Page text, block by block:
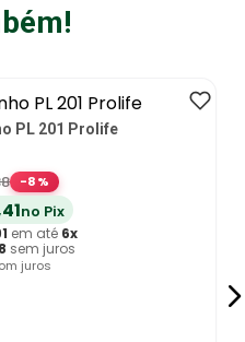
PL 201 Prolife
-8%
41no Pix
em até 6x
sem juros
juros